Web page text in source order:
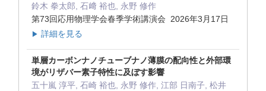
鈴木 拳太郎, 石﨑 裕也, 永野 修作
第73回応用物理学会春季学術講演会 2026年3月17日
▶ 詳細を見る
単層カーボンナノチューブナノ薄膜の配向性と外部環
境がリザバー素子特性に及ぼす影響
五十嵐 淳平, 石崎 裕也, 永野 修作, 江部 日南子, 松井